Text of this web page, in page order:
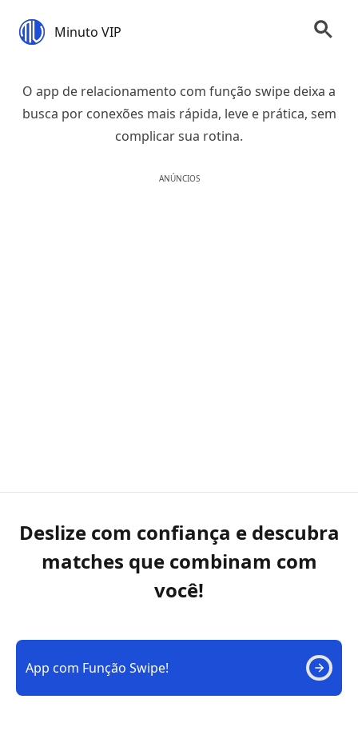
Minuto VIP
O app de relacionamento com função swipe deixa a
busca por conexões mais rápida, leve e prática, sem
complicar sua rotina.
ANÚNCIOS
Deslize com confiança e descubra
matches que combinam com
você!
App com Função Swipe!